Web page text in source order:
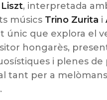
, interpretada
músics Trino Zurita i
únic que explora el
hongarès,
i plenes
tant per a